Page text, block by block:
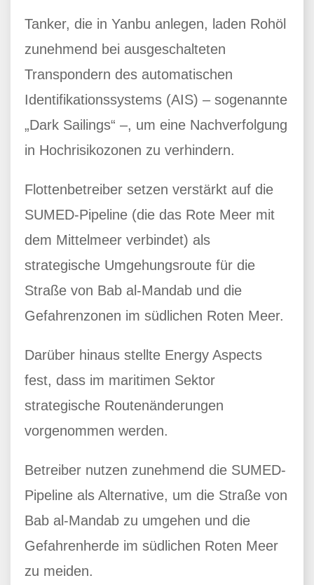
Tanker, die in Yanbu anlegen, laden Rohöl
zunehmend bei ausgeschalteten
Transpondern des automatischen
Identifikationssystems (AIS) – sogenannte
„Dark Sailings“ –, um eine Nachverfolgung
in Hochrisikozonen zu verhindern.
Flottenbetreiber setzen verstärkt auf die
SUMED-Pipeline (die das Rote Meer mit
dem Mittelmeer verbindet) als
strategische Umgehungsroute für die
Straße von Bab al-Mandab und die
Gefahrenzonen im südlichen Roten Meer.
Darüber hinaus stellte Energy Aspects
fest, dass im maritimen Sektor
strategische Routenänderungen
vorgenommen werden.
Betreiber nutzen zunehmend die SUMED-
Pipeline als Alternative, um die Straße von
Bab al-Mandab zu umgehen und die
Gefahrenherde im südlichen Roten Meer
zu meiden.